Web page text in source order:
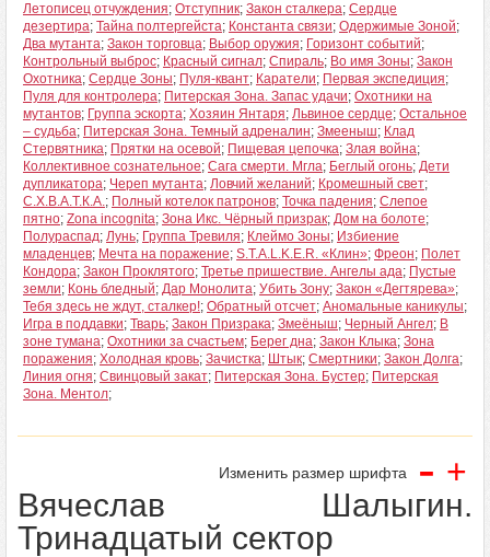
Летописец отчуждения; Отступник; Закон сталкера; Сердце
дезертира; Тайна полтергейста; Константа связи; Одержимые Зоной;
Два мутанта; Закон торговца; Выбор оружия; Горизонт событий;
Контрольный выброс; Красный сигнал; Спираль; Во имя Зоны; Закон
Охотника; Сердце Зоны; Пуля-квант; Каратели; Первая экспедиция;
Пуля для контролера; Питерская Зона. Запас удачи; Охотники на
мутантов; Группа эскорта; Хозяин Янтаря; Львиное сердце; Остальное
– судьба; Питерская Зона. Темный адреналин; Змееныш; Клад
Стервятника; Прятки на осевой; Пищевая цепочка; Злая война;
Коллективное сознательное; Сага смерти. Мгла; Беглый огонь; Дети
дупликатора; Череп мутанта; Ловчий желаний; Кромешный свет;
С.Х.В.А.Т.К.А.; Полный котелок патронов; Точка падения; Слепое
пятно; Zona incognita; Зона Икс. Чёрный призрак; Дом на болоте;
Полураспад; Лунь; Группа Тревиля; Клеймо Зоны; Избиение
младенцев; Мечта на поражение; S.T.A.L.K.E.R. «Клин»; Фреон; Полет
Кондора; Закон Проклятого; Третье пришествие. Ангелы ада; Пустые
земли; Конь бледный; Дар Монолита; Убить Зону; Закон «Дегтярева»;
Тебя здесь не ждут, сталкер!; Обратный отсчет; Аномальные каникулы;
Игра в поддавки; Тварь; Закон Призрака; Змеёныш; Черный Ангел; В
зоне тумана; Охотники за счастьем; Берег дна; Закон Клыка; Зона
поражения; Холодная кровь; Зачистка; Штык; Смертники; Закон Долга;
Линия огня; Свинцовый закат; Питерская Зона. Бустер; Питерская
Зона. Ментол;
Изменить размер шрифта - +
Вячеслав Шалыгин.
Тринадцатый сектор